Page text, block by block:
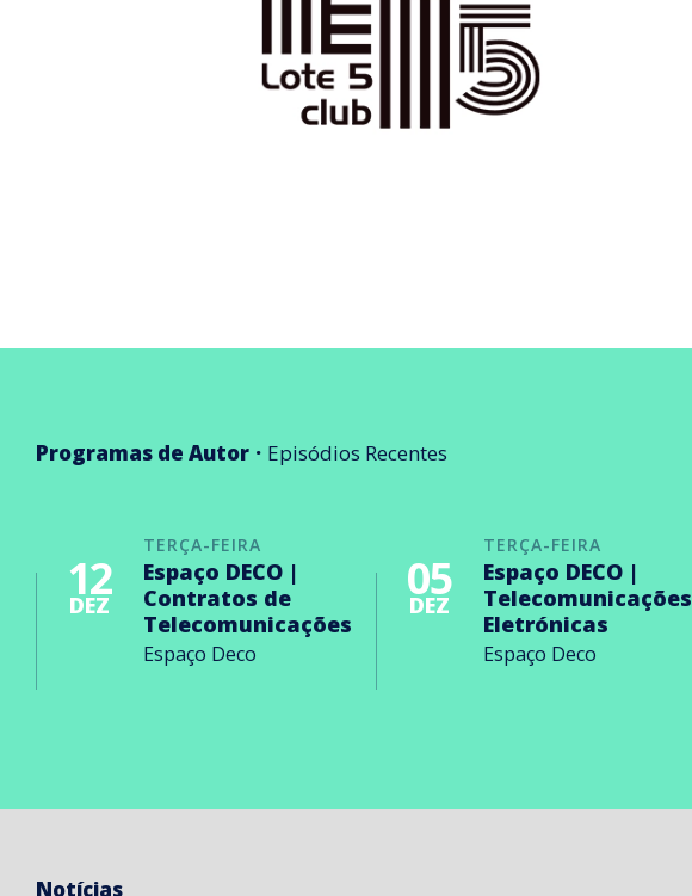
Programas de Autor Episódios Recentes
TERÇA-FEIRA
12
DEZ
Espaço DECO |
Contratos de
Telecomunicações
Espaço Deco
TERÇA-FEIRA
05
DEZ
Espaço DECO |
Telecomunicações
Eletrónicas
Espaço Deco
Notícias